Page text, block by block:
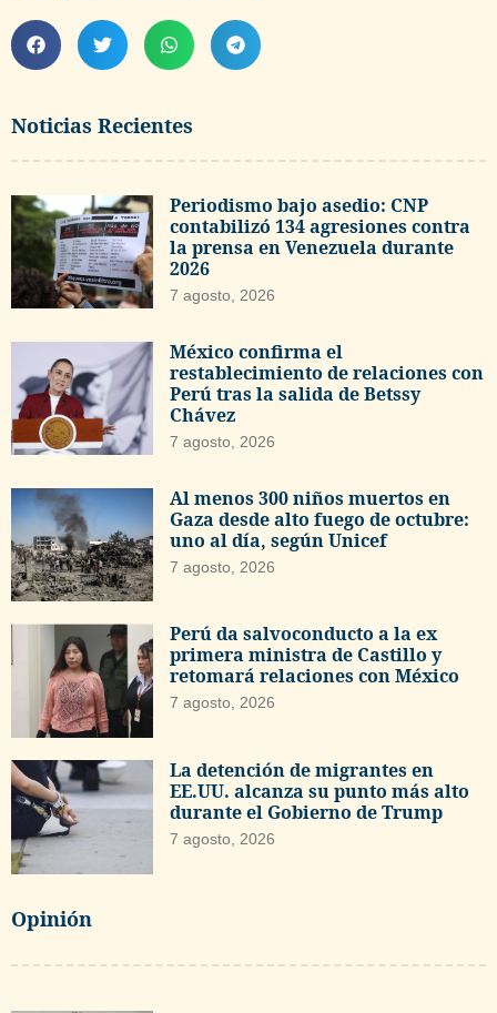
Noticias Recientes
Periodismo bajo asedio: CNP
contabilizó 134 agresiones contra
la prensa en Venezuela durante
2026
7 agosto, 2026
México confirma el
restablecimiento de relaciones con
Perú tras la salida de Betssy
Chávez
7 agosto, 2026
Al menos 300 niños muertos en
Gaza desde alto fuego de octubre:
uno al día, según Unicef
7 agosto, 2026
Perú da salvoconducto a la ex
primera ministra de Castillo y
retomará relaciones con México
7 agosto, 2026
La detención de migrantes en
EE.UU. alcanza su punto más alto
durante el Gobierno de Trump
7 agosto, 2026
Opinión